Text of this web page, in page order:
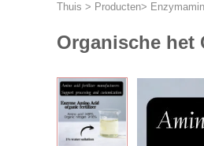
Thuis > Producten>
Organische het